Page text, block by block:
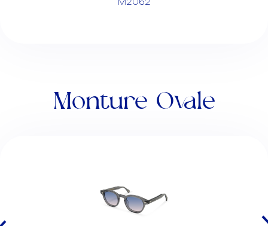
Monture Ovale